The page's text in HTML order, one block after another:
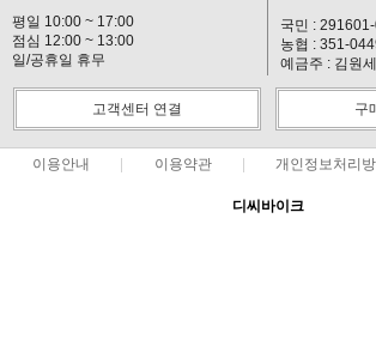
평일 10:00 ~ 17:00
점심 12:00 ~ 13:00
일/공휴일 휴무
국민 :
농협 : 351-
예금주 : 김원세
고객센터 연결 구
이용안내 이용약관 개인정보처리
디씨바이크